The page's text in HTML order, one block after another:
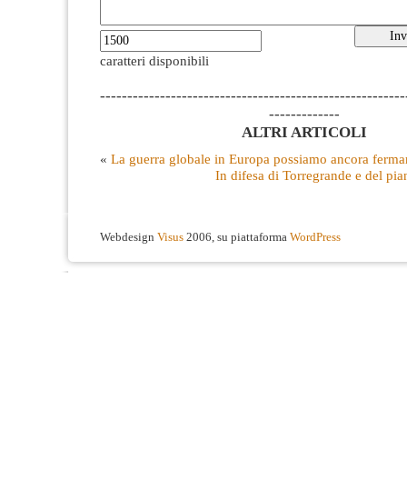
caratteri disponibili
-------------
ALTRI ARTICOLI
« La guerra globale in Europa possiamo ancora
In difesa di Torregrande e del
Webdesign Visus 2006, su piattaforma WordPress